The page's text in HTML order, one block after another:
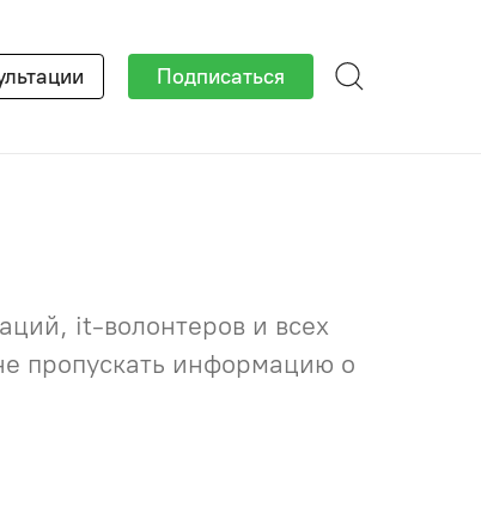
Подписаться
it-волонтеров и всех
пропускать информацию о